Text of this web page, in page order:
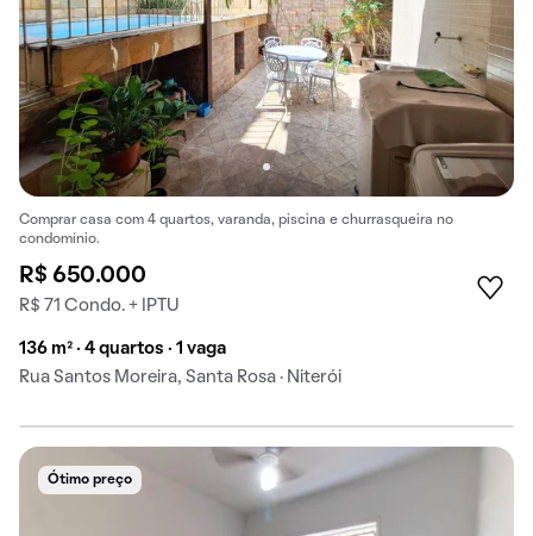
Comprar casa com 4 quartos, varanda, piscina e churrasqueira no
condomínio.
R$ 650.000
R$ 71 Condo. + IPTU
136 m² · 4 quartos · 1 vaga
Rua Santos Moreira, Santa Rosa · Niterói
Ótimo preço